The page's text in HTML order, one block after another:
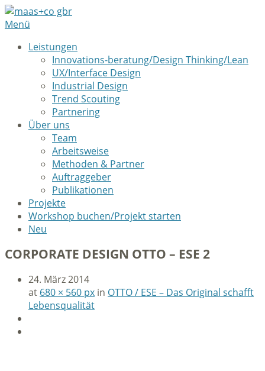
Menü
Leistungen
Innovations-beratung/Design Thinking/Lean
UX/Interface Design
Industrial Design
Trend Scouting
Partnering
Über uns
Team
Arbeitsweise
Methoden & Partner
Auftraggeber
Publikationen
Projekte
Workshop buchen/Projekt starten
Neu
CORPORATE DESIGN OTTO – ESE 2
24. März 2014
at 680 × 560 px in OTTO / ESE – Das Original schafft
Lebensqualität